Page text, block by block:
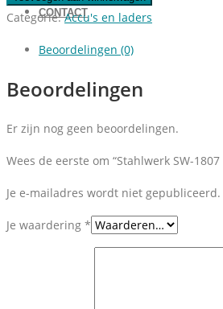
CONTACT
1807
aantal
Categorie:Accu's en laders
Beoordelingen (0)
Beoordelingen
Er zijn nog geen beoordelingen.
Wees de eerste om “Stahlwerk SW-
Je e-mailadres wordt niet gepubliceerd.
Je waardering *